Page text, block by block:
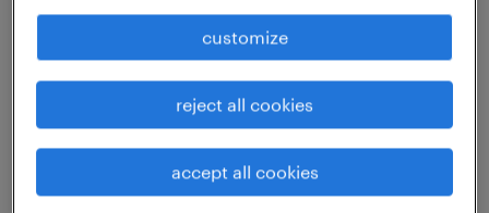
descriptif du poste
qu'Infirmier·ère dans un centre de
customize
reject all cookies
accept all cookies